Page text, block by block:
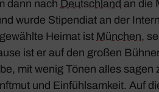
dann nach Deutsch­land an die
wurde Stipen­diat an der
Heimat ist München,
ist er auf den großen
mit wenig Tönen alles
und Einfühl­sam­keit. Auf